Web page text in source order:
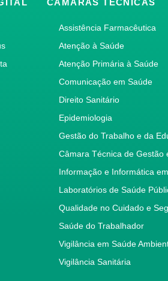
Assistência Farmacêutica
Atenção à Saúde
Atenção Primária à Saúde
Comunicação em Saúde
Direito Sanitário
Epidemiologia
Gestão do Trabalho e da
Câmara Técnica de Gestão
Informação e Informática
Laboratórios de Saúde
Qualidade no Cuidado e
Saúde do Trabalhador
Vigilância em Saúde
Vigilância Sanitária